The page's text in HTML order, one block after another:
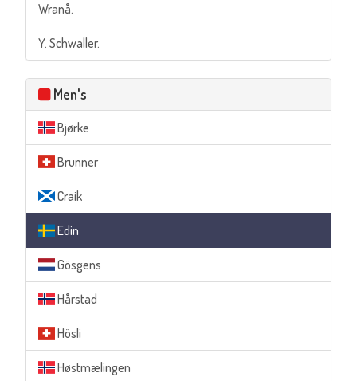
Wranå.
Y. Schwaller.
Men's
Bjørke
Brunner
Craik
Edin
Gösgens
Hårstad
Hösli
Høstmælingen